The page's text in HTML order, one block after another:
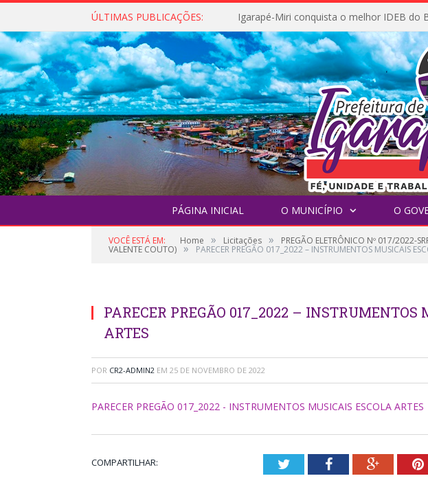
ÚLTIMAS PUBLICAÇÕES:
PÁGINA INICIAL O MUNICÍPIO O
VOCÊ ESTÁ EM: Home » Licitações » PREGÃO ELETRÔNICO Nº 017/2022-
VALENTE COUTO) » PARECER PREGÃO 017_2022 – INSTRUMENTOS MUSICAIS
PARECER PREGÃO 017_2022 – INSTRUMENTOS
ARTES
POR CR2-ADMIN2 EM 25 DE NOVEMBRO DE 2022
PARECER PREGÃO 017_2022 - INSTRUMENTOS MUSICAIS ESCOLA ARTES
COMPARTILHAR: TwitterFacebookGoogle+